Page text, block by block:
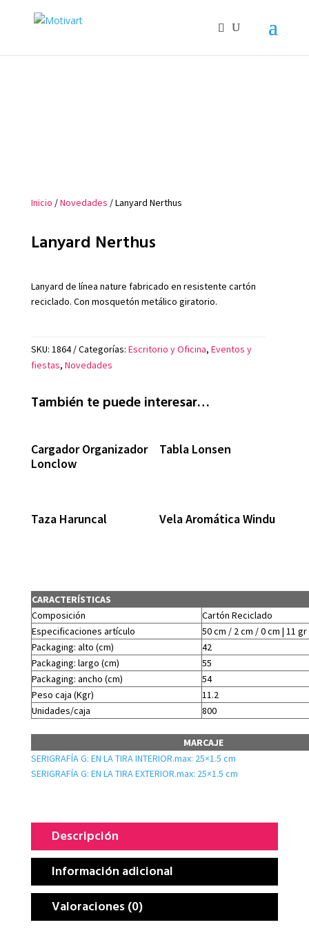
Inicio /Novedades / Lanyard Nerthus
Lanyard Nerthus
Lanyard de línea nature fabricado en resistente cartón
reciclado. Con mosquetón metálico giratorio.
SKU: 1864 Categorías: Escritorio y Oficina, Eventos y
fiestas, Novedades
También te puede interesar…
Cargador Organizador
Lonclow
Tabla Lonsen
Taza Haruncal Vela Aromática Windu
CARACTERÍSTICAS
Composición
Cartón Reciclado
Especificaciones artículo
50 cm / 2 cm / 0 cm | 11 gr
Packaging: alto (cm)
42
Packaging: largo (cm)
55
Packaging: ancho (cm)
54
Peso caja (Kgr)
11.2
Unidades/caja
800
MARCAJE
SERIGRAFÍA G: EN LA TIRA INTERIOR.max: 25×1.5 cm
SERIGRAFÍA G: EN LA TIRA EXTERIOR.max: 25×1.5 cm
Descripción
Información adicional
Valoraciones (0)